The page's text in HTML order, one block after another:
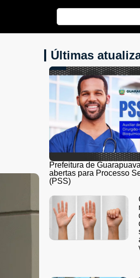
Últimas
Prefeitura de
abertas para Processo
(PSS)